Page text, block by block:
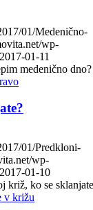
01/Medenično-
wp-
2017-01-11
medenično dno?
01/Predkloni-
wp-
2017-01-10
križ, ko se